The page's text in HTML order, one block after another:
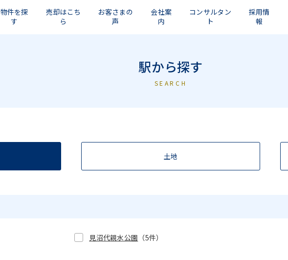
物件を探
す
売却はこち
ら
お客さまの
声
会社案
内
コンサルタン
ト
採用情
報
駅から探す
SEARCH
土地
見沼代親水公園 （5件）